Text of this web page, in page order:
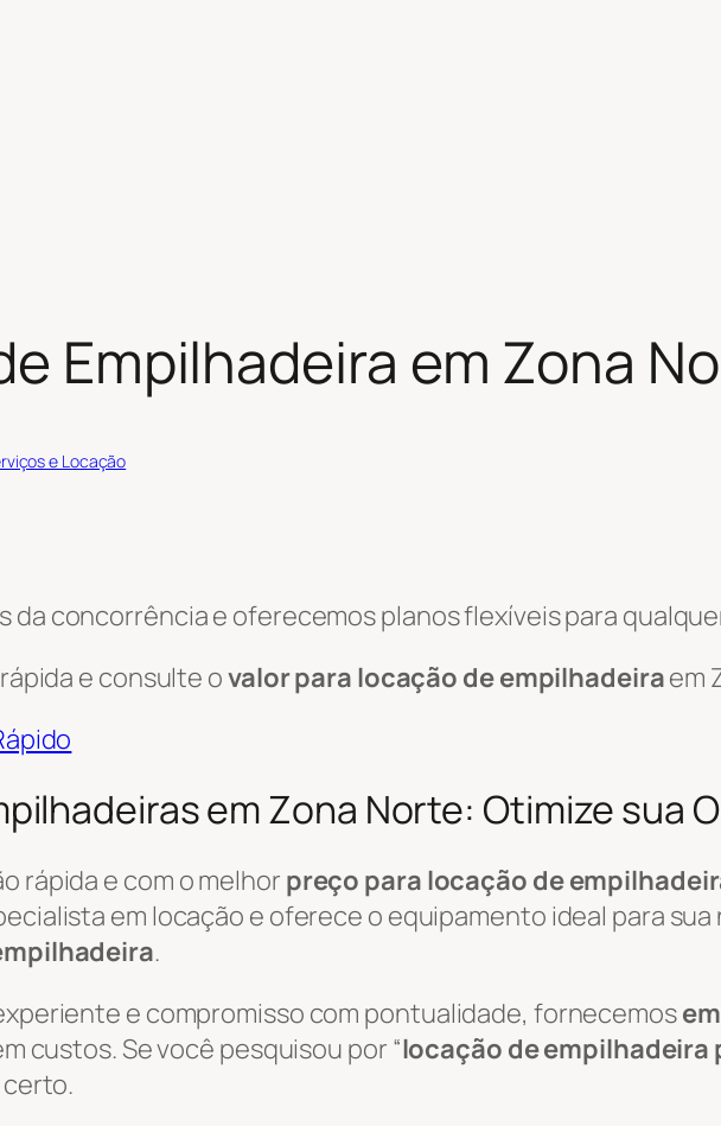
Empilhadeira em Zona
e Locação
da concorrência e oferecemos planos flexíveis para
e consulte ovalor para locação de empilhadeiraem
em Zona Norte: Otimize sua
rápida e com o melhor preço para locação de
em locação e oferece o equipamento ideal para
.
e compromisso com pontualidade, fornecemos
custos. Se você pesquisou por “locação de empilhadeira